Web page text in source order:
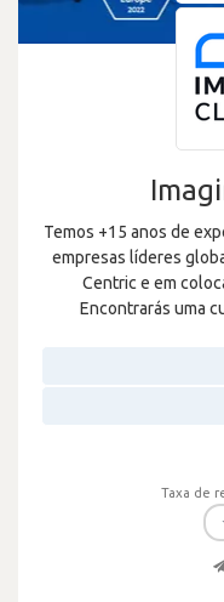
Temos +15 anos de
empresas líderes
Centric e em
Encontrarás uma
Taxa de